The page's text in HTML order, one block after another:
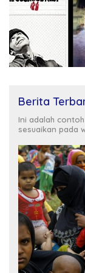
Berita
Ini adalah
sesuaikan pada